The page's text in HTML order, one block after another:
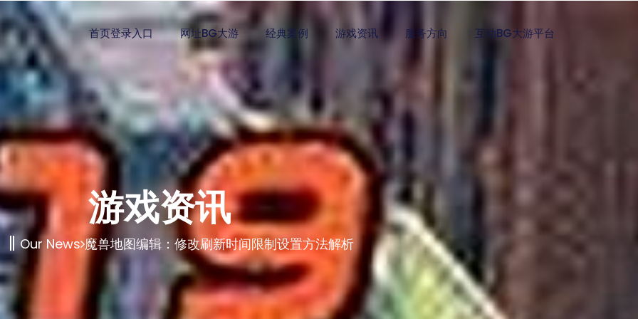
首页登录入口 网址BG大游 经典案例 游戏资讯 服务方向 互动BG大游平台
游戏资讯
Our News 魔兽地图编辑：修改刷新时间限制设置方法解析